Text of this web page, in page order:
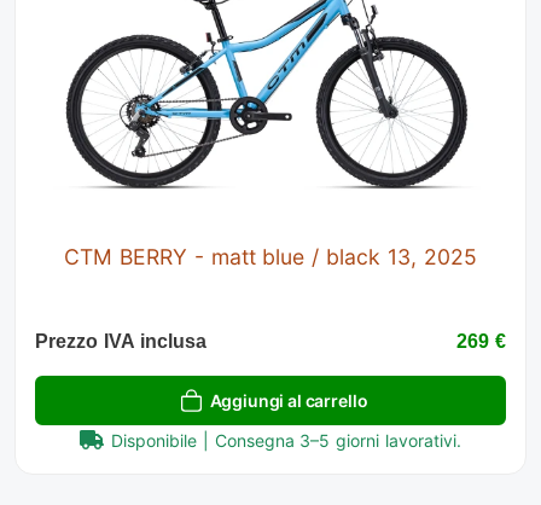
CTM BERRY - matt blue / black 13, 2025
Prezzo IVA inclusa 269 €
Aggiungi al carrello
Disponibile | Consegna 3–5 giorni lavorativi.